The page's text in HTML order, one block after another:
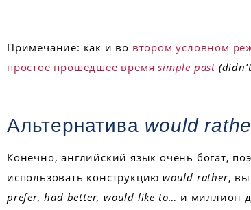
Примечание: как и во втором условном
простое прошедшее времяsimple past
Альтернатива would
Конечно, английский язык очень богат,
использовать конструкциюwould rather, вы
prefer, had better, would like to… и миллион